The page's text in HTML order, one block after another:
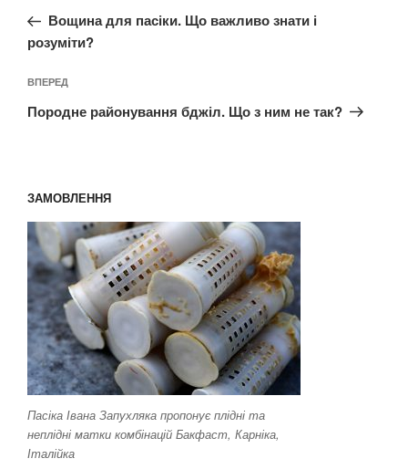
запис:Вощина для пасіки. Що важливо знати і
розуміти?
Наступний
запис
ВПЕРЕД
Породне районування бджіл. Що з ним не так?
ЗАМОВЛЕННЯ
Пасіка Івана Запухляка пропонує плідні та
неплідні матки комбінацій Бакфаст, Карніка,
Італійка